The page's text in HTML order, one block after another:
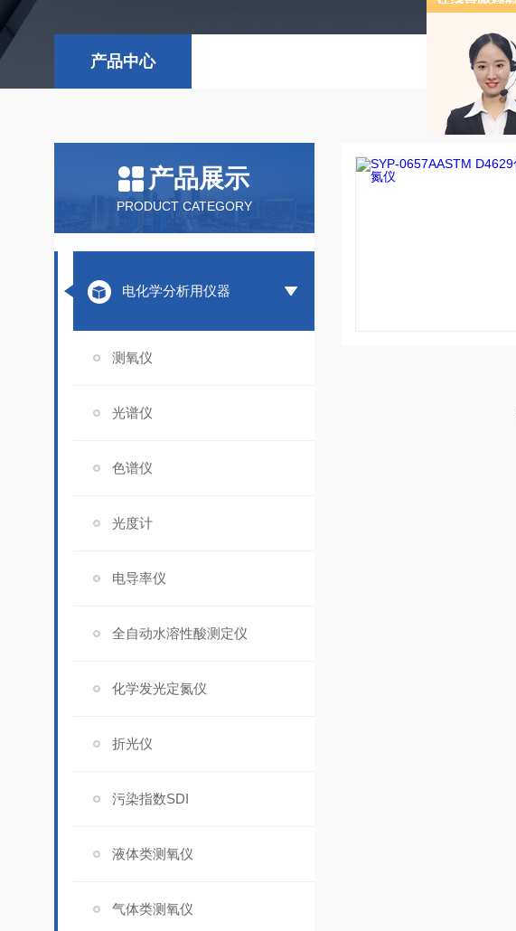
产品中心
产品展示
PRODUCT CATEGORY
电化学分析用仪器
测氧仪
光谱仪
色谱仪
光度计
电导率仪
全自动水溶性酸测定仪
化学发光定氮仪
折光仪
污染指数SDI
液体类测氧仪
气体类测氧仪